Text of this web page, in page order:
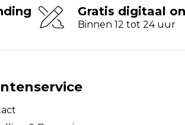
Gratis digitaal
Binnen 12 tot 24 uur